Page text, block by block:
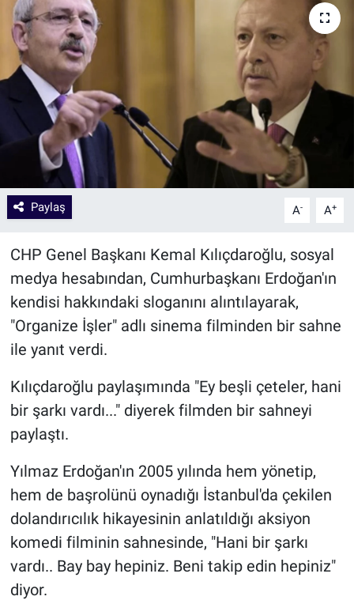
Paylaş A- A+
CHP Genel Başkanı Kemal Kılıçdaroğlu, sosyal
medya hesabından, Cumhurbaşkanı Erdoğan'ın
kendisi hakkındaki sloganını alıntılayarak,
"Organize İşler" adlı sinema filminden bir sahne
ile yanıt verdi.
Kılıçdaroğlu paylaşımında "Ey beşli çeteler, hani
bir şarkı vardı..." diyerek filmden bir sahneyi
paylaştı.
Yılmaz Erdoğan'ın 2005 yılında hem yönetip,
hem de başrolünü oynadığı İstanbul'da çekilen
dolandırıcılık hikayesinin anlatıldığı aksiyon
komedi filminin sahnesinde, "Hani bir şarkı
vardı.. Bay bay hepiniz. Beni takip edin hepiniz"
diyor.